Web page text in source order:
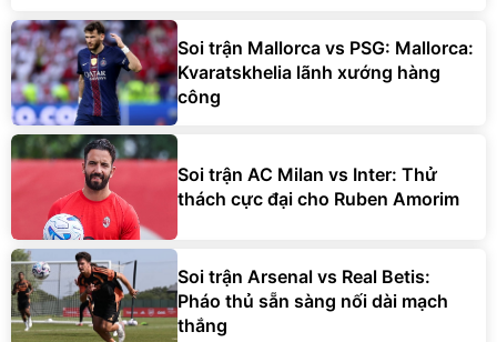
Soi trận Mallorca vs PSG: Mallorca:
Kvaratskhelia lãnh xướng hàng
công
Soi trận AC Milan vs Inter: Thử
thách cực đại cho Ruben Amorim
Soi trận Arsenal vs Real Betis:
Pháo thủ sẵn sàng nối dài mạch
thắng